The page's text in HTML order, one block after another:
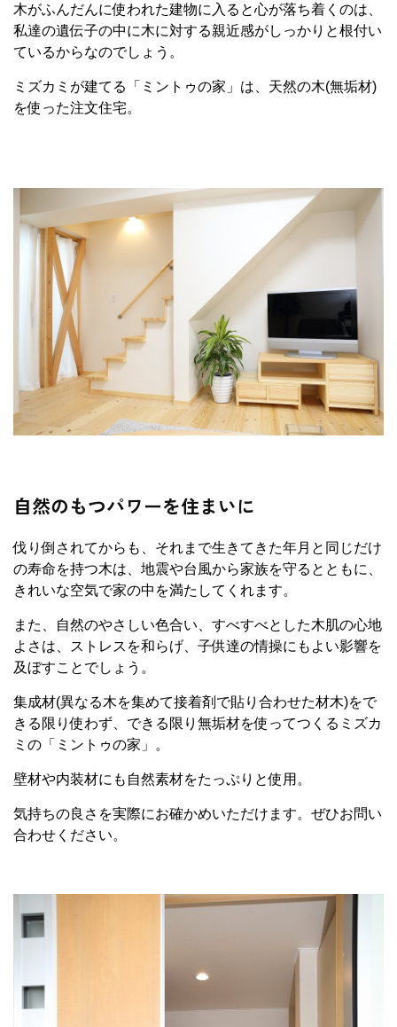
木がふんだんに使われた建物に入ると心が落ち着くのは、
私達の遺伝子の中に木に対する親近感がしっかりと根付い
ているからなのでしょう。
ミズカミが建てる「ミントゥの家」は、天然の木(無垢材)
を使った注文住宅。
自然のもつパワーを住まいに
伐り倒されてからも、それまで生きてきた年月と同じだけ
の寿命を持つ木は、地震や台風から家族を守るとともに、
きれいな空気で家の中を満たしてくれます。
また、自然のやさしい色合い、すべすべとした木肌の心地
よさは、ストレスを和らげ、子供達の情操にもよい影響を
及ぼすことでしょう。
集成材(異なる木を集めて接着剤で貼り合わせた材木)をで
きる限り使わず、できる限り無垢材を使ってつくるミズカ
ミの「ミントゥの家」。
壁材や内装材にも自然素材をたっぷりと使用。
気持ちの良さを実際にお確かめいただけます。ぜひお問い
合わせください。